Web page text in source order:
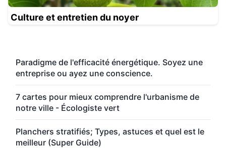
Culture et entretien du noyer
Paradigme de l'efficacité énergétique. Soyez une
entreprise ou ayez une conscience.
7 cartes pour mieux comprendre l'urbanisme de
notre ville - Écologiste vert
Planchers stratifiés; Types, astuces et quel est le
meilleur (Super Guide)